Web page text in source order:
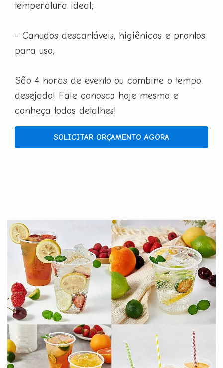
temperatura ideal;
- Canudos descartáveis, higiênicos e prontos
para uso;
São 4 horas de evento ou combine o tempo
desejado! Fale conosco hoje mesmo e
conheça todos detalhes!
SOLICITAR ORÇAMENTO AGORA